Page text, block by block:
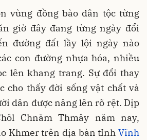
vùng đồng bào dân tộc từng
giờ đây đang từng ngày đổi
đường đất lầy lội ngày nào
con đường nhựa hóa, nhiều
lên khang trang. Sự đổi thay
cho thấy đời sống vật chất và
dân được nâng lên rõ rệt. Dịp
Chnăm Thmây năm nay,
Khmer trên địa bàn tỉnh Vĩnh